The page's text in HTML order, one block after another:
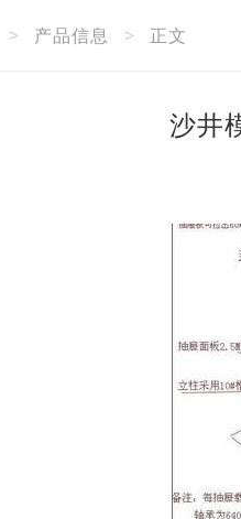
> 产品信息 > 正文
沙井